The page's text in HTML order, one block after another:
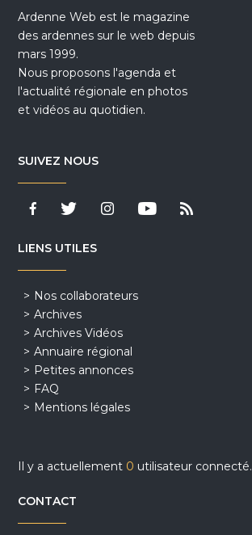
Ardenne Web est le magazine
des ardennes sur le web depuis
mars 1999.
Nous proposons l'agenda et
l'actualité régionale en photos
et vidéos au quotidien.
SUIVEZ NOUS
LIENS UTILES
Nos collaborateurs
Archives
Archives Vidéos
Annuaire régional
Petites annonces
FAQ
Mentions légales
Il y a actuellement 0 utilisateur connecté.
CONTACT